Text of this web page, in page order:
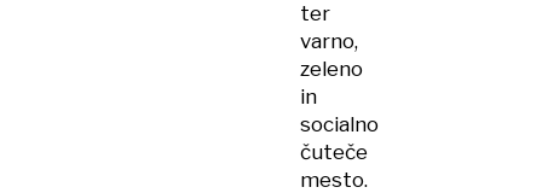
ter
varno,
zeleno
in
socialno
čuteče
mesto.